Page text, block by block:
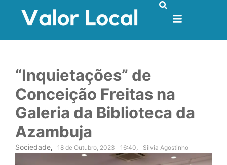
“Inquietações” de
Conceição Freitas na
Galeria da Biblioteca da
Azambuja
Sociedade, 18 de Outubro, 2023 16:40, Silvia Agostinho